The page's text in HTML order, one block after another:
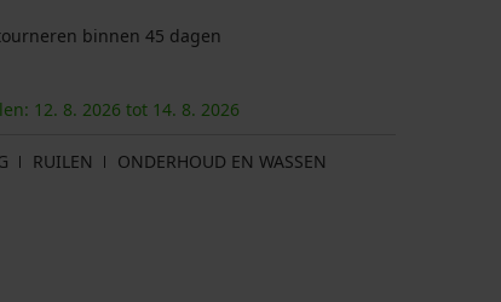
binnen 45 dagen
12. 8. 2026 tot 14. 8. 2026
RUILEN
ONDERHOUD EN WASSEN